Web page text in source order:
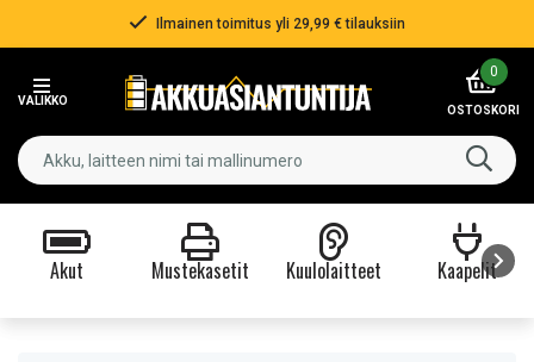
Ilmainen toimitus yli 29,99 € tilauksiin
VALIKKO
0
OSTOSKORI
Akut Mustekasetit Kuulolaitteet Kaapelit